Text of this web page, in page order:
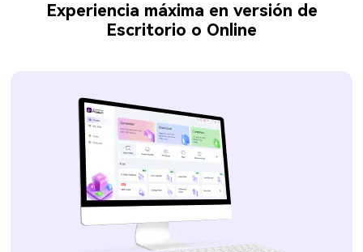
Experiencia máxima en versión de
Escritorio o Online